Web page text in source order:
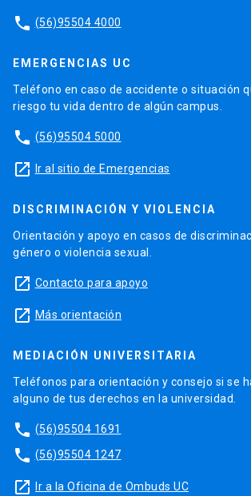
phone (56)95504 4000
EMERGENCIAS UC
Teléfono en caso de accidente o situación
riesgo tu vida dentro de algún campus.
phone (56)95504 5000
launch Ir al sitio de Emergencias
DISCRIMINACIÓN Y VIOLENCIA
Orientación y apoyo en casos de
género o violencia sexual.
launch Contacto para apoyo
launch Más orientación
MEDIACIÓN UNIVERSITARIA
Teléfonos para orientación y consejo si se
alguno de tus derechos en la universidad.
phone (56)95504 1691
phone (56)95504 1247
launch Ir a la Oficina de Ombuds UC